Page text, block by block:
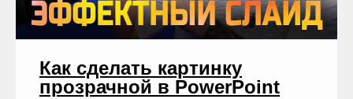
Как сделать картинку
прозрачной в PowerPoint